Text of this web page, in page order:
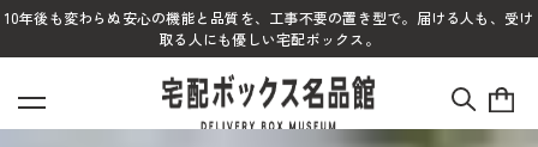
10年後も変わらぬ安心の機能と品質を、工事不要の置き型で。届ける人も、受け
取る人にも優しい宅配ボックス。